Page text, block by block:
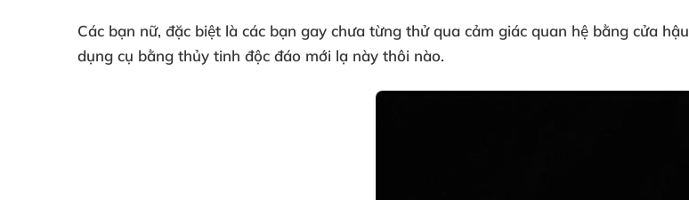
Các bạn nữ, đặc biệt là các bạn gay chưa từng thử qua cảm giác quan hệ bằng cửa hậu
dụng cụ bằng thủy tinh độc đáo mới lạ này thôi nào.